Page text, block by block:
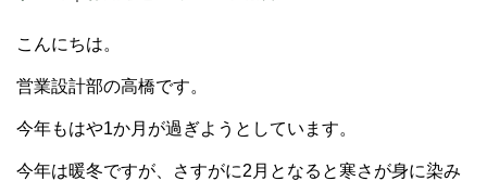
こんにちは。
営業設計部の高橋です。
今年もはや1か月が過ぎようとしています。
今年は暖冬ですが、さすがに2月となると寒さが身に染み